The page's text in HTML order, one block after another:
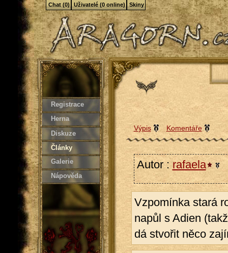
Registrace
Herna
Diskuze
Články
Galerie
Nápověda
Výpis Komentáře
Autor : rafaela
Vzpomínka stará
napůl s Adien
dá stvořit něco
Chat (0) Uživatelé (0 online) Skiny